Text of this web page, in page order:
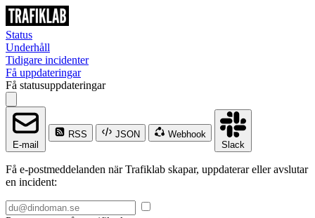
Status
Underhåll
Tidigare incidenter
Få uppdateringar
Få statusuppdateringar
E-mail
RSS JSON
Webhook
Slack
Få e-postmeddelanden när Trafiklab skapar, uppdaterar eller avslutar
en incident: